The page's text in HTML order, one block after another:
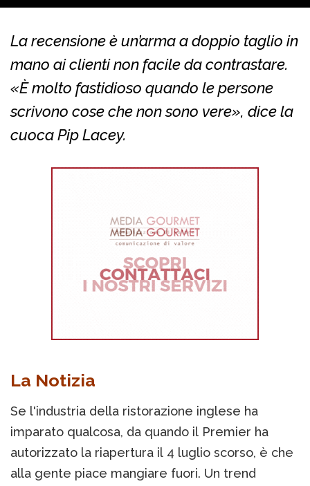
La recensione è un’arma a doppio taglio in
mano ai clienti non facile da contrastare.
«È molto fastidioso quando le persone
scrivono cose che non sono vere», dice la
cuoca Pip Lacey.
La Notizia
Se l'industria della ristorazione inglese ha
imparato qualcosa, da quando il Premier ha
autorizzato la riapertura il 4 luglio scorso, è che
alla gente piace mangiare fuori. Un trend